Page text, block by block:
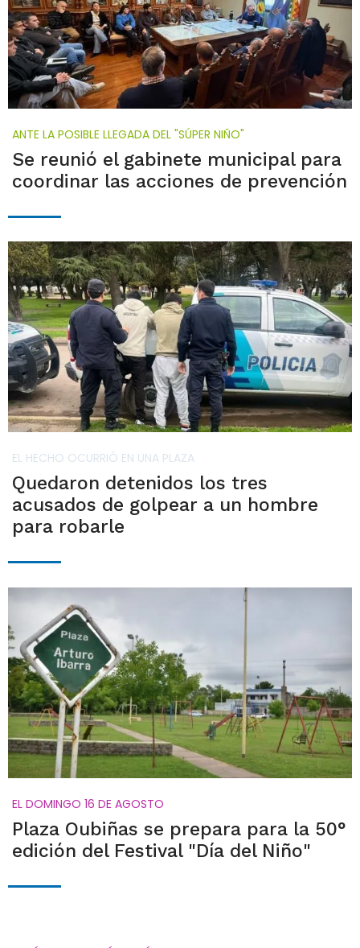
ANTE LA POSIBLE LLEGADA DEL "SÚPER NIÑO"
Se reunió el gabinete municipal para
coordinar las acciones de prevención
EL HECHO OCURRIÓ EN UNA PLAZA
Quedaron detenidos los tres
acusados de golpear a un hombre
para robarle
EL DOMINGO 16 DE AGOSTO
Plaza Oubiñas se prepara para la 50°
edición del Festival "Día del Niño"